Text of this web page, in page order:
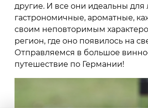
другие. И все они идеальны для
гастрономичные, ароматные,
своим неповторимым
регион, где оно появилось на
Отправляемся в большое
путешествие по Германии!